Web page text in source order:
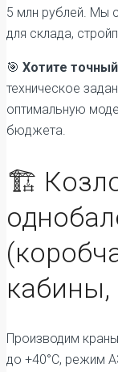
5 млн рублей. Мы
для склада,
🎯 Хотите
техническое
оптимальную
бюджета.
🏗️
кабины,
Производим
до +40°C, режим